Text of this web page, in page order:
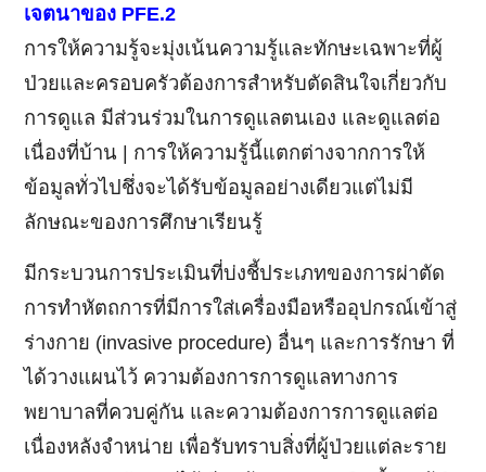
เจตนาของ PFE.2
การให้ความรู้จะมุ่งเน้นความรู้และทักษะเฉพาะที่ผู้
ป่วยและครอบครัวต้องการสำหรับตัดสินใจเกี่ยวกับ
การดูแล มีส่วนร่วมในการดูแลตนเอง และดูแลต่อ
เนื่องที่บ้าน | การให้ความรู้นี้แตกต่างจากการให้
ข้อมูลทั่วไปชึ่งจะได้รับข้อมูลอย่างเดียวแต่ไม่มี
ลักษณะของการศึกษาเรียนรู้
มีกระบวนการประเมินที่บ่งชี้ประเภทของการผ่าตัด
การทำหัตถการที่มีการใส่เครื่องมือหรืออุปกรณ์เข้าสู่
ร่างกาย (invasive procedure) อื่นๆ และการรักษา ที่
ได้วางแผนไว้ ความต้องการการดูแลทางการ
พยาบาลที่ควบคู่กัน และความต้องการการดูแลต่อ
เนื่องหลังจำหน่าย เพื่อรับทราบสิ่งที่ผู้ป่วยแต่ละราย